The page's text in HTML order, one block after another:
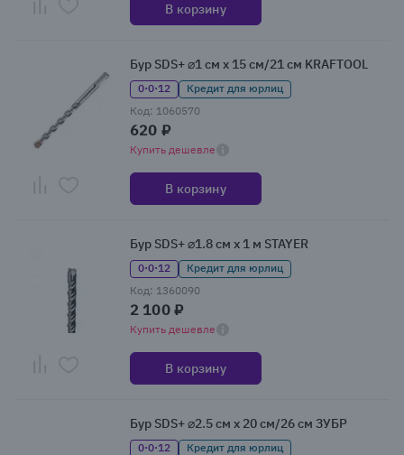
В корзину
Бур SDS+ ⌀1 см x 15 см/21 см KRAFTOOL
0·0·12
Кредит для юрлиц
Код: 1060570
620 ₽
Купить дешевле
В корзину
Бур SDS+ ⌀1.8 см x 1 м STAYER
0·0·12
Кредит для юрлиц
Код: 1360090
2 100 ₽
Купить дешевле
В корзину
Бур SDS+ ⌀2.5 см x 20 см/26 см ЗУБР
0·0·12
Кредит для юрлиц